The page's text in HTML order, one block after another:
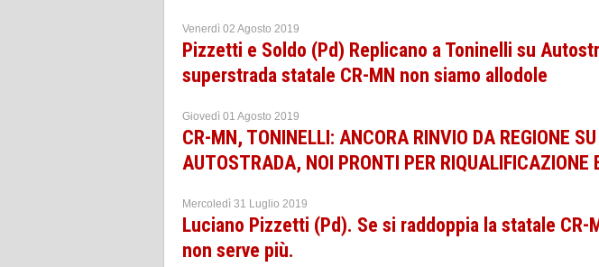
Venerdì 02 Agosto 2019
Pizzetti e Soldo (Pd) Replicano a Toninelli su
superstrada statale CR-MN non siamo allodole
Giovedì 01 Agosto 2019
CR-MN, TONINELLI: ANCORA RINVIO DA REGIONE
AUTOSTRADA, NOI PRONTI PER RIQUALIFICAZIONE
Mercoledì 31 Luglio 2019
Luciano Pizzetti (Pd). Se si raddoppia la statale CR-
non serve più.